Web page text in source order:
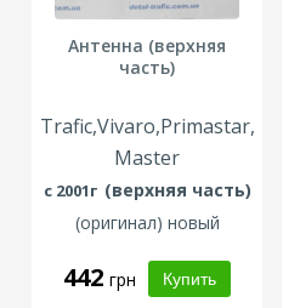
Антенна (верхняя
часть)
Trafic,Vivaro,Primastar,
Master
с 2001г (верхняя часть)
(оригинал) новый
442грн